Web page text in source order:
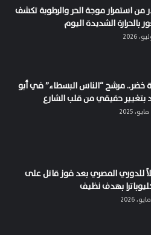
من استمرار موجة الحر والرطوبة تكشف
بالحرارة الشديدة اليوم
خضر.. مرشح “الناس البسطاء” في أبو
بتغيير حقيقي من قلب الشارع
للدوري المصري بعد فوز قاتل على
بهدف نظيف